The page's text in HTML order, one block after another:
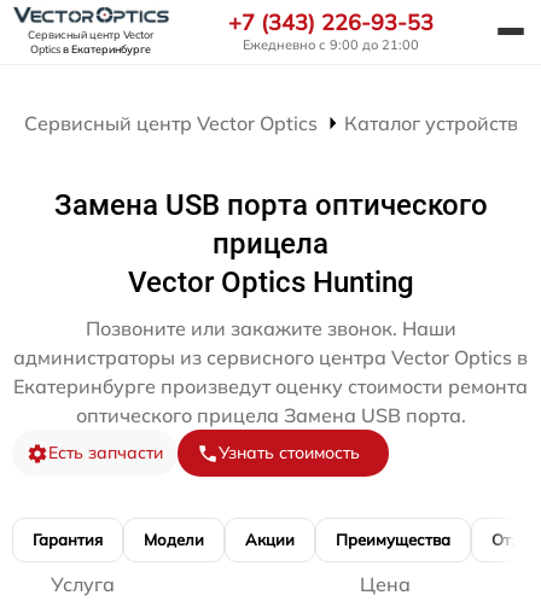
Сервисный центр Vector
Opticsв Екатеринбурге
+7 (343) 226-93-53
Ежедневно с 9:00 до 21:00
Сервисный центр Vector Optics Каталог устройств
Замена USB порта оптического
прицела
Vector Optics Hunting
Позвоните или закажите звонок. Наши
администраторы из сервисного центра Vector Optics в
Екатеринбурге произведут оценку стоимости ремонта
оптического прицела Замена USB порта.
Есть запчасти Узнать стоимость
Гарантия Модели Акции Преимущества
Услуга Цена